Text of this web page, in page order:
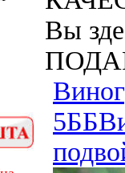
Вы
5ББ